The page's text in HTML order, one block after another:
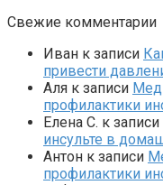
Свежие комментарии
Иван к записи
привести
Аля к записи
профилактики
Елена С. к записи
инсульте в
Антон к записи
профилактики